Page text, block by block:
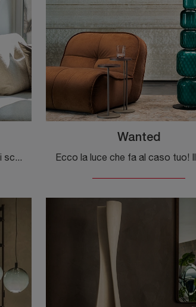
Progetti illuminotecnici da non farti scappare! Eccoti la lampada da terra Bloom da terra di Cattelan Italia.
Wanted